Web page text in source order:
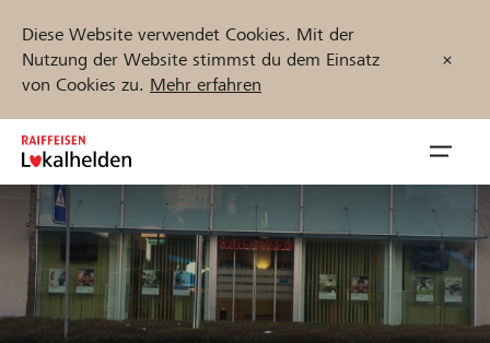
Diese Website verwendet Cookies. Mit der
Nutzung der Website stimmst du dem Einsatz
von Cookies zu. Mehr erfahren
Zum
Inhalt
springen
öffnen
Jetzt starten